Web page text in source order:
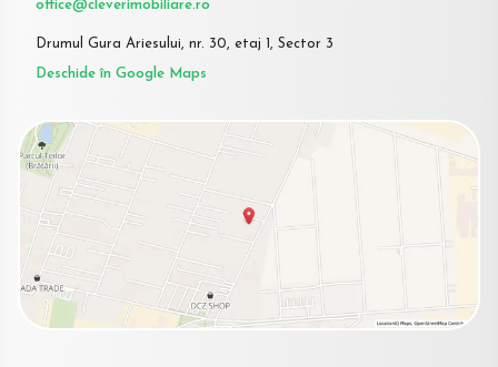
office@cleverimobiliare.ro
Drumul Gura Ariesului, nr. 30, etaj 1, Sector 3
Deschide în Google Maps